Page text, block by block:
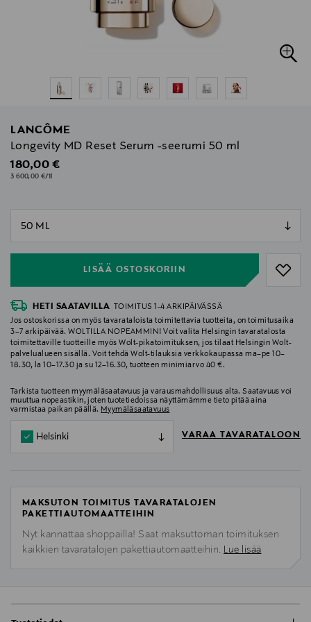
LANCÔME
Longevity MD Reset Serum -seerumi 50 ml
Original Price
180,00 €
3 600,00 €/1l
LISÄÄ OSTOSKORIIN
HETI SAATAVILLA
TOIMITUS 1-4 ARKIPÄIVÄSSÄ
Jos ostoskorissa on myös tavarataloista toimitettavia tuotteita, on toimitusaika
3–7 arkipäivää. WOLTILLA NOPEAMMIN! Voit valita Helsingin tavaratalosta
toimitettaville tuotteille myös Wolt-pikatoimituksen, jos tilaat Helsingin Wolt-
palvelualueen sisällä. Voit tehdä Wolt-tilauksia verkkokaupassa ma–pe 10–
18.30, la 10–17.30 ja su 12–16.30, tuotteen minimiarvo 40 €.
Tarkista tuotteen myymäläsaatavuus ja varausmahdollisuus alta. Saatavuus voi
muuttua nopeastikin, joten tuotetiedoissa näyttämämme tieto pitää aina
varmistaa paikan päällä. Myymäläsaatavuus
Helsinki VARAA TAVARATALOON
MAKSUTON TOIMITUS TAVARATALOJEN
PAKETTIAUTOMAATTEIHIN
Nyt kannattaa shoppailla! Saat maksuttoman toimituksen
kaikkien tavaratalojen pakettiautomaatteihin. Lue lisää